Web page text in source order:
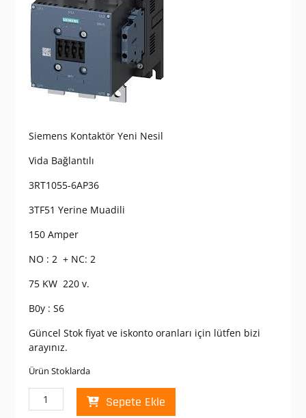
Siemens Kontaktör Yeni Nesil
Vida Bağlantılı
3RT1055-6AP36
3TF51 Yerine Muadili
150 Amper
NO : 2 + NC: 2
75 KW 220 v.
B0y : S6
Güncel Stok fiyat ve iskonto oranları için lütfen bizi
arayınız.
Ürün Stoklarda
Siemens
Sirius
Sepete Ekle